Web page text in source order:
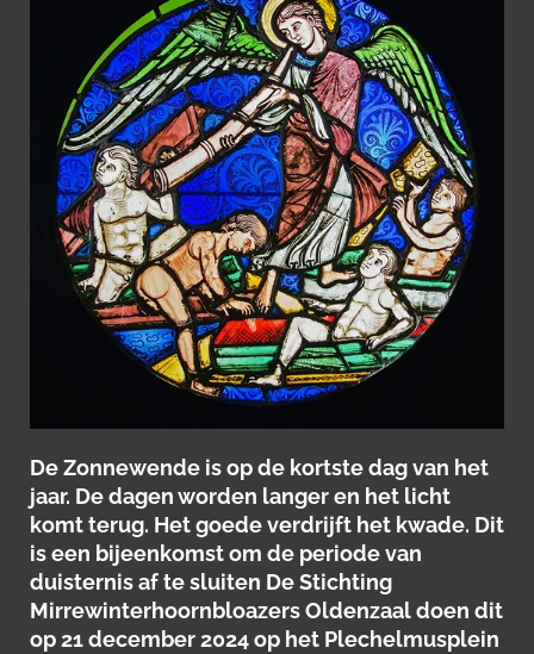
De Zonnewende is op de kortste dag van het
jaar. De dagen worden langer en het licht
komt terug. Het goede verdrijft het kwade. Dit
is een bijeenkomst om de periode van
duisternis af te sluiten De Stichting
Mirrewinterhoornbloazers Oldenzaal doen dit
op 21 december 2024 op het Plechelmusplein